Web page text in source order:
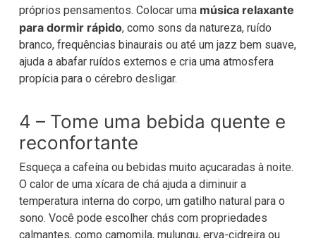
próprios pensamentos. Colocar uma música relaxante
para dormir rápido, como sons da natureza, ruído
branco, frequências binaurais ou até um jazz bem suave,
ajuda a abafar ruídos externos e cria uma atmosfera
propícia para o cérebro desligar.
4 – Tome uma bebida quente e
reconfortante
Esqueça a cafeína ou bebidas muito açucaradas à noite.
O calor de uma xícara de chá ajuda a diminuir a
temperatura interna do corpo, um gatilho natural para o
sono. Você pode escolher chás com propriedades
calmantes, como camomila, mulungu, erva-cidreira ou